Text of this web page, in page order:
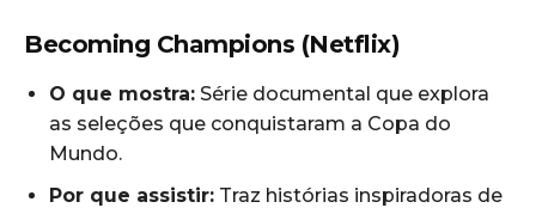
Becoming Champions (Netflix)
O que mostra: Série documental que explora
as seleções que conquistaram a Copa do
Mundo.
Por que assistir: Traz histórias inspiradoras de